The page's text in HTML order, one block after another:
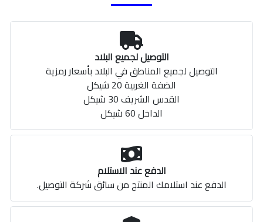
التوصيل لجميع البلاد
التوصيل لجميع المناطق في البلاد بأسعار رمزية
الضفة الغربية 20 شيكل
القدس الشريف 30 شيكل
الداخل 60 شيكل
الدفع عند الاستلام
الدفع عند استلامك المنتج من سائق شركة التوصيل.